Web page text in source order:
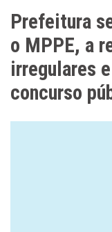
Prefeitura
o MPPE, a
irregulares
concurso